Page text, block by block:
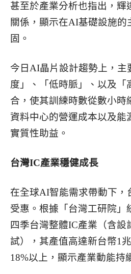
甚至於產業分析也指出，輝
關係，顯示在AI基礎設施的
固。
今日AI晶片設計趨勢上，主
度」、「低時脈」、以及「
合，使其訓練時數從數小時
資料中心的營運成本以及能
實質性助益。
台灣IC產業穩健成長
在全球AI智能需求帶動下，
受惠。根據「台灣工研院」
四季台灣整體IC產業（含設
試），其產值高達新台幣1
18%以上，顯示產業動能持